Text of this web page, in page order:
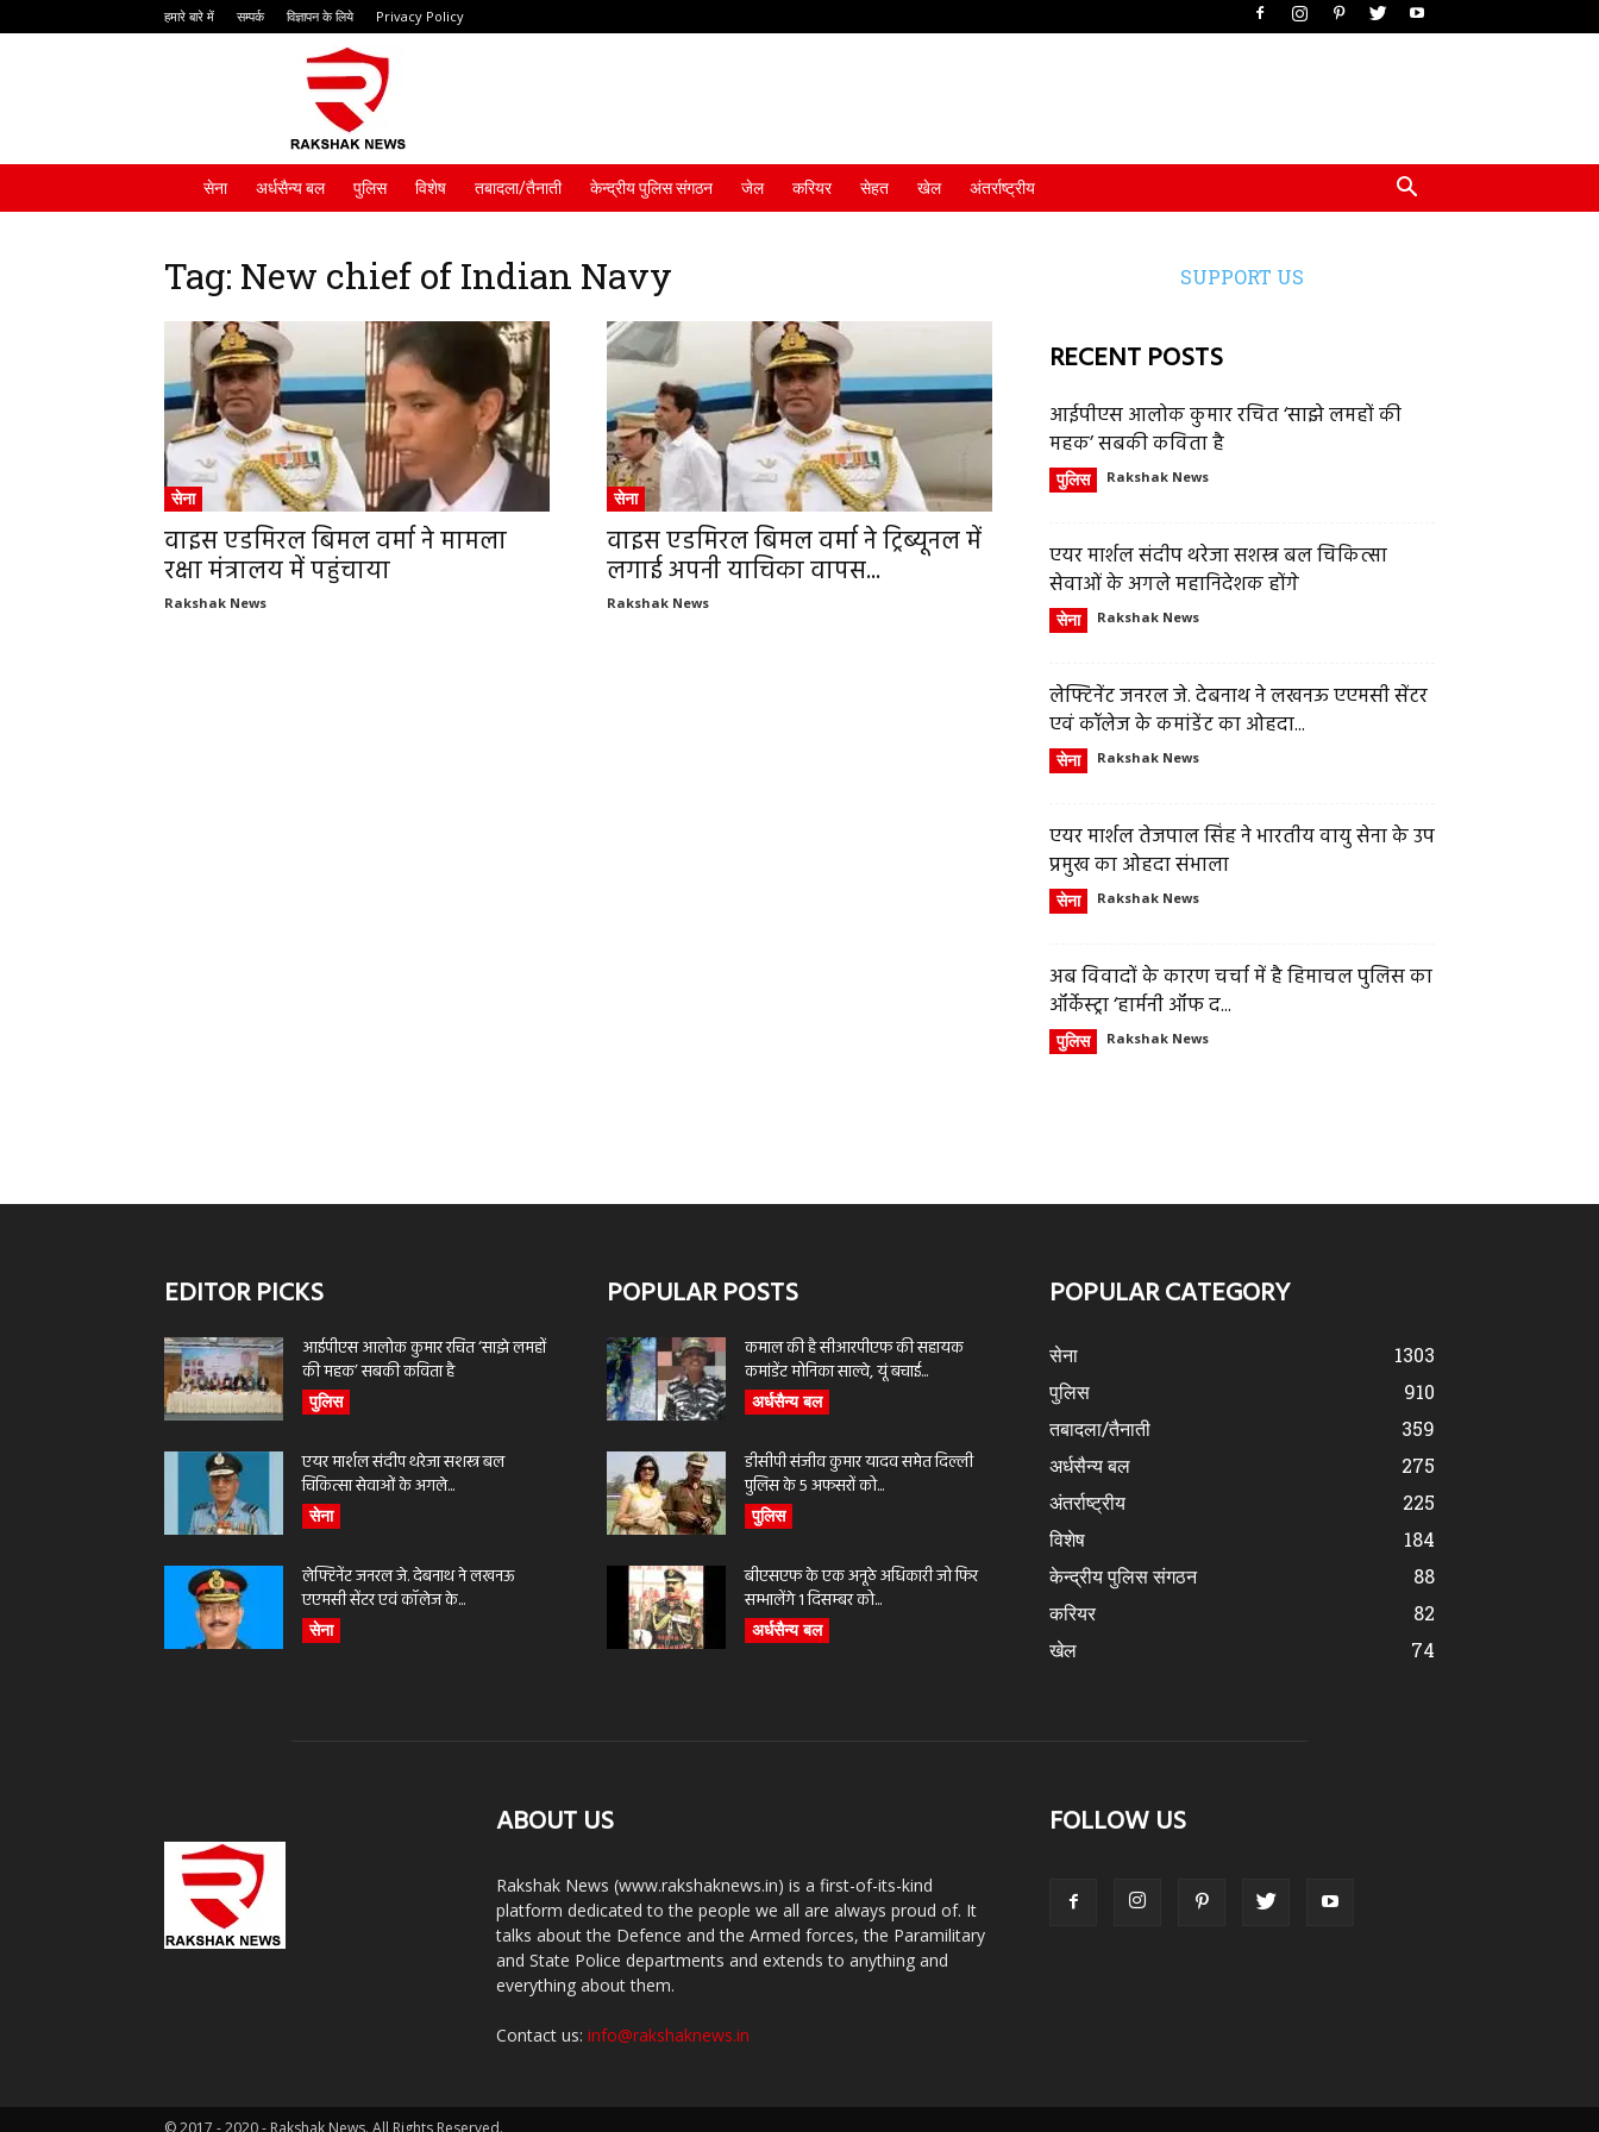
हमारे बारे में सम्पर्क विज्ञापन के लिये Privacy Policy
सेना अर्धसैन्य बल पुलिस विशेष तबादला/तैनाती केन्द्रीय पुलिस संगठन जेल करियर सेहत खेल अंतर्राष्ट्रीय
Tag: New chief of Indian Navy
सेना
वाइस एडमिरल बिमल वर्मा ने मामला
रक्षा मंत्रालय में पहुंचाया
Rakshak News
सेना
वाइस एडमिरल बिमल वर्मा ने ट्रिब्यूनल में
लगाई अपनी याचिका वापस...
Rakshak News
SUPPORT US
RECENT POSTS
आईपीएस आलोक कुमार रचित ‘साझे लमहों की
महक’ सबकी कविता है
पुलिस Rakshak News
एयर मार्शल संदीप थरेजा सशस्त्र बल चिकित्सा
सेवाओं के अगले महानिदेशक होंगे
सेना Rakshak News
लेफ्टिनेंट जनरल जे. देबनाथ ने लखनऊ एएमसी सेंटर
एवं कॉलेज के कमांडेंट का ओहदा...
सेना Rakshak News
एयर मार्शल तेजपाल सिंह ने भारतीय वायु सेना के उप
प्रमुख का ओहदा संभाला
सेना Rakshak News
अब विवादों के कारण चर्चा में है हिमाचल पुलिस का
ऑर्केस्ट्रा ‘हार्मनी ऑफ द...
पुलिस Rakshak News
EDITOR PICKS
आईपीएस आलोक कुमार रचित ‘साझे लमहों
की महक’ सबकी कविता है
पुलिस
एयर मार्शल संदीप थरेजा सशस्त्र बल
चिकित्सा सेवाओं के अगले...
सेना
लेफ्टिनेंट जनरल जे. देबनाथ ने लखनऊ
एएमसी सेंटर एवं कॉलेज के...
सेना
POPULAR POSTS
कमाल की है सीआरपीएफ की सहायक
कमांडेंट मोनिका साल्वे, यूं बचाई...
अर्धसैन्य बल
डीसीपी संजीव कुमार यादव समेत दिल्ली
पुलिस के 5 अफसरों को...
पुलिस
बीएसएफ के एक अनूठे अधिकारी जो फिर
सम्भालेंगे 1 दिसम्बर को...
अर्धसैन्य बल
POPULAR CATEGORY
सेना
1303
पुलिस
910
तबादला/तैनाती
359
अर्धसैन्य बल
275
अंतर्राष्ट्रीय
225
विशेष
184
केन्द्रीय पुलिस संगठन
88
करियर
82
खेल
74
ABOUT US
Rakshak News (www.rakshaknews.in) is a first-of-its-kind
platform dedicated to the people we all are always proud of. It
talks about the Defence and the Armed forces, the Paramilitary
and State Police departments and extends to anything and
everything about them.
Contact us: info@rakshaknews.in
FOLLOW US
© 2017 - 2020 - Rakshak News. All Rights Reserved.